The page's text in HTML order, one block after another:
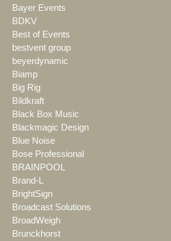
Bayer Events
BDKV
Best of Events
bestvent group
beyerdynamic
Biamp
Big Rig
Bildkraft
Black Box Music
Blackmagic Design
Blue Noise
Bose Professional
BRAINPOOL
Brand-L
BrightSign
Broadcast Solutions
BroadWeigh
Brunckhorst